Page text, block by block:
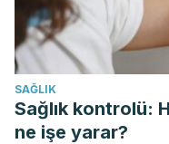
Van Overwalle, F. y
acciones y los
y los sistemas de
metaanálisis.
584. https://doi.org/
SAĞLIK
Sağlık kontrolü:
ne işe yarar?